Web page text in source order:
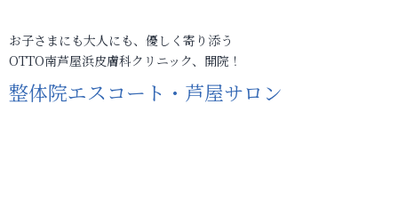
お子さまにも大人にも、優しく寄り添う
OTTO南芦屋浜皮膚科クリニック、開院！
整体院エスコート・芦屋サロン